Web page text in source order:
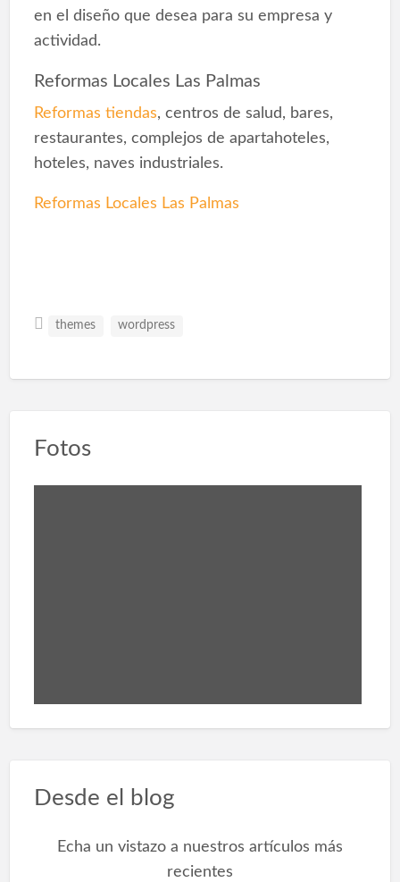
en el diseño que desea para su empresa y
actividad.
Reformas Locales Las Palmas
Reformas tiendas, centros de salud, bares,
restaurantes, complejos de apartahoteles,
hoteles, naves industriales.
Reformas Locales Las Palmas
themes wordpress
Fotos
Desde el blog
Echa un vistazo a nuestros artículos más
recientes